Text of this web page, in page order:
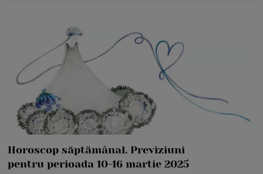
Horoscop săptămânal. Previziuni
pentru perioada 10-16 martie 2025